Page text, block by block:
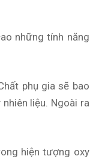
những tính năng
phụ gia sẽ bao
liệu. Ngoài ra
hiện tượng oxy